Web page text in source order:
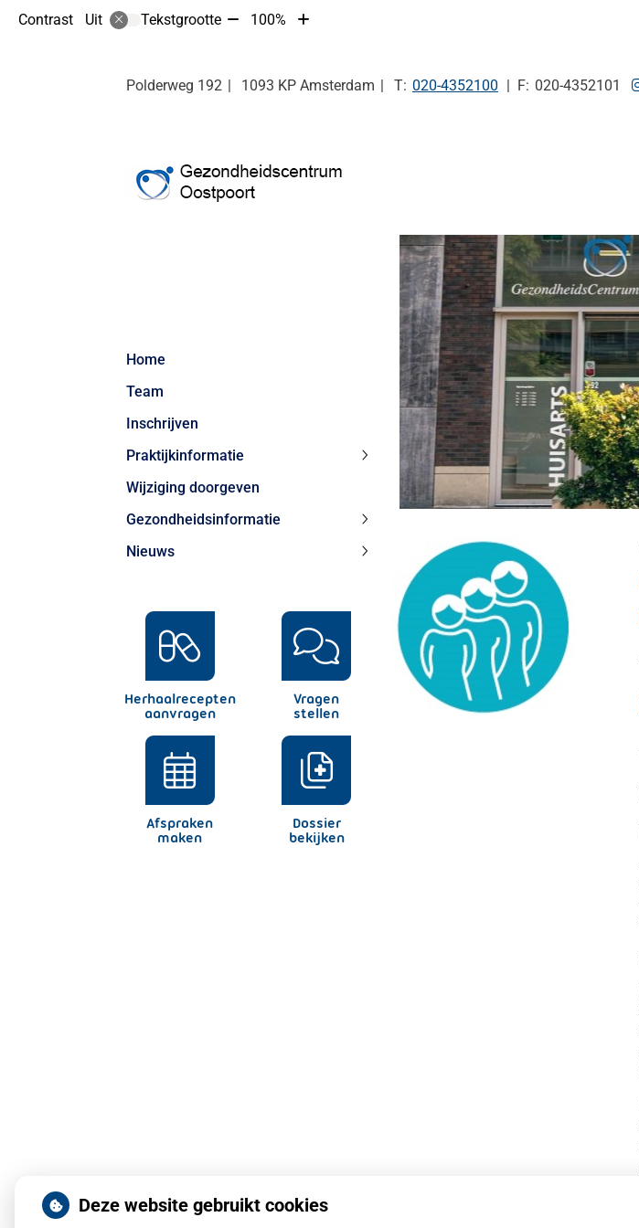
Contrast Uit Tekstgrootte Tekst
10%
100%
Tekst
10%
Polderweg 192 1093 KP Amsterdam Tel:
020-4352100 020-4352101
Home
Team
Inschrijven
Praktijkinformatie
Praktijkinformatie
submenu
Wijziging doorgeven
Gezondheidsinformatie
submenu
Nieuws
submenu
Herhaalrecepten
aanvragen
Vragen
stellen
Afspraken
maken
Dossier
bekijken
Deze website gebruikt cookies